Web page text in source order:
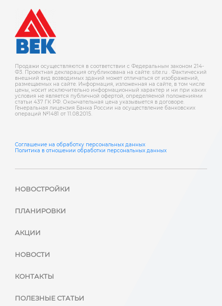
Продажи осуществляются в соответствии с Федеральным законом 214-
Ф3. Проектная декларация опубликована на сайте: site.ru . Фактический
внешний вид возводимых зданий может отличаться от изображений,
размещаемых на сайте. Информация, изложенная на сайте, в том числе
цены, носит исключительно информационный характер и ни при каких
условия не является публичной офертой, определяемой положениями
статьи 437 ГК РФ. Окончательная цена указывыется в договоре.
Генеральная лицензия Банка России на осуществление банковских
операций №1481 от 11.08.2015.
Соглашение на обработку персональных данных
Политика в отношении обработки персональных данных
НОВОСТРОЙКИ
ПЛАНИРОВКИ
АКЦИИ
НОВОСТИ
КОНТАКТЫ
ПОЛЕЗНЫЕ СТАТЬИ